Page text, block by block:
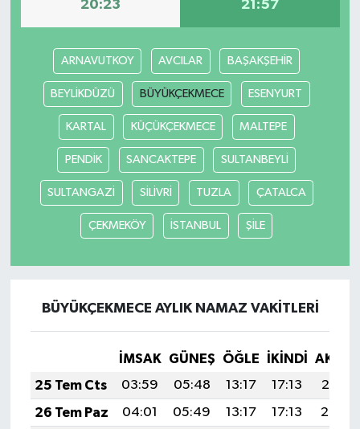
20:23 21:57
ARNAVUTKOY AVCILAR BAŞAKŞEHİR
BEYLİKDÜZÜ BÜYÜKÇEKMECE ESENYURT
KARTAL KÜÇÜKÇEKMECE MALTEPE
PENDİK SANCAKTEPE SULTANBEYLİ
SULTANGAZİ SİLİVRİ TUZLA ÇATALCA
ÇEKMEKÖY İSTANBUL ŞİLE
BÜYÜKÇEKMECE AYLIK NAMAZ VAKITLERI
İMSAK GÜNEŞ ÖĞLE İKINDI
25 Tem Cts
03:59 05:48 13:17 17:13
20:37
26 Tem Paz
04:01 05:49 13:17 17:13
20:36